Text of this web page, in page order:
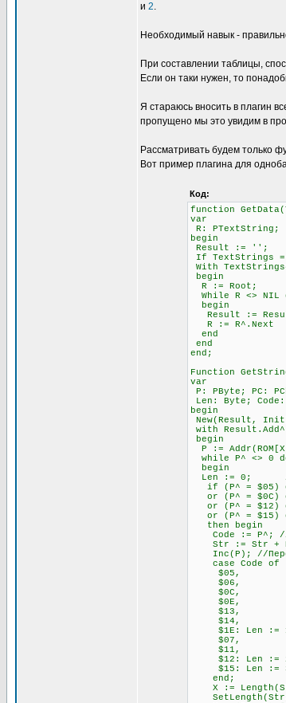
и 2.
Необходимый навык -
При составлении таблицы,
Если он таки нужен, то
Я стараюсь вносить в плагин
пропущено мы это увидим в
Рассматривать будем только
Вот пример плагина для
Код:
function
var
R: PTextString;
begin
Result := '';
If TextStrings
With
begin
R := Root;
While R <> NIL
begin
Result := Result
R := R^.Next
end
end
end;
Function
var
P: PByte; PC:
Len: Byte;
begin
New(Result,
with Result.Add^
begin
P :=
while P^ <> 0
begin
Len := 0; //
if (P^ = $05) or
or (P^ = $0C) or
or (P^ = $12)
or (P^ = $15)
then begin
Code := P^; //
Str := Str + PC^;
Inc(P); //
case Code of //
$05,
$06,
$0C,
$0E,
$13,
$14,
$1E: Len := 1; //
$07,
$11,
$12: Len := 2; //
$15: Len := 3 //
end;
X :=